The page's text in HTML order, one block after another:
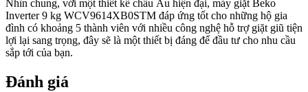
Nhìn chung, với một thiết kế châu Âu hiện đại, máy giặt Beko
Inverter 9 kg WCV9614XB0STM đáp ứng tốt cho những hộ gia
đình có khoảng 5 thành viên với nhiều công nghệ hỗ trợ giặt giũ tiện
lợi lại sang trọng, đây sẽ là một thiết bị đáng để đầu tư cho nhu cầu
sắp tới của bạn.
Đánh giá